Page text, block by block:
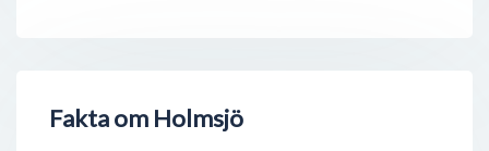
Fakta om Holmsjö